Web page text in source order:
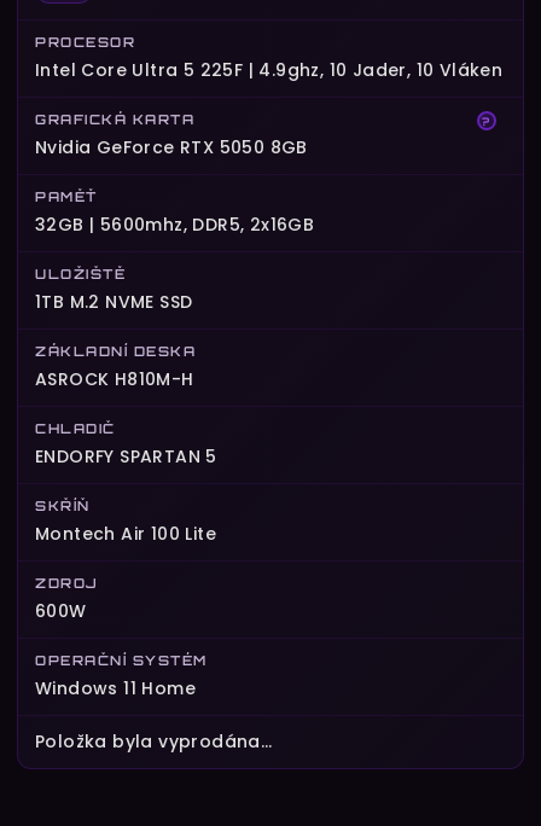
PROCESOR
Intel Core Ultra 5 225F | 4.9ghz, 10 Jader, 10 Vláken
?
GRAFICKÁ KARTA
Nvidia GeForce RTX 5050 8GB
PAMĚŤ
32GB | 5600mhz, DDR5, 2x16GB
ULOŽIŠTĚ
1TB M.2 NVME SSD
ZÁKLADNÍ DESKA
ASROCK H810M-H
CHLADIČ
ENDORFY SPARTAN 5
SKŘÍŇ
Montech Air 100 Lite
ZDROJ
600W
OPERAČNÍ SYSTÉM
Windows 11 Home
Položka byla vyprodána…